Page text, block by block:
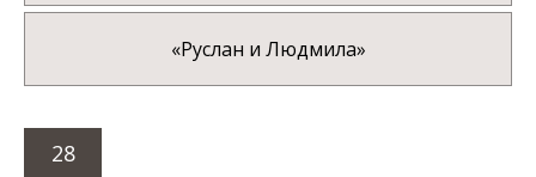
«Руслан и Людмила»
28